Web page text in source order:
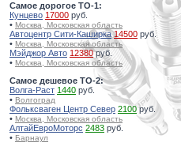
Самое дорогое ТО-1:
Кунцево 17000 руб.
• Москва, Московская область
Автоцентр Сити-Каширка 14500 руб.
• Москва, Московская область
Мэйджор Авто 12380руб.
• Москва, Московская область
Самое дешевое ТО-2:
Волга-Раст 1440 руб.
• Волгоград
Фольксваген Центр Север 2100руб.
• Москва, Московская область
АлтайЕвроМоторс 2483 руб.
• Барнаул